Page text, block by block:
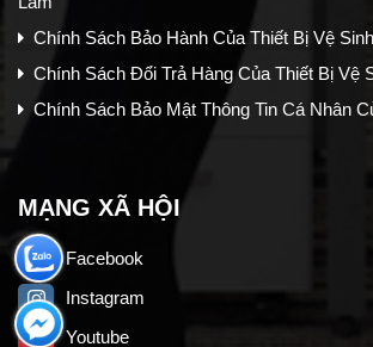
Chính Sách Bảo Hành Của Thiết Bị Vệ
Chính Sách Đổi Trả Hàng Của Thiết Bị Vệ
Chính Sách Bảo Mật Thông Tin Cá Nhân
MẠNG XÃ HỘI
Facebook
Instagram
Youtube